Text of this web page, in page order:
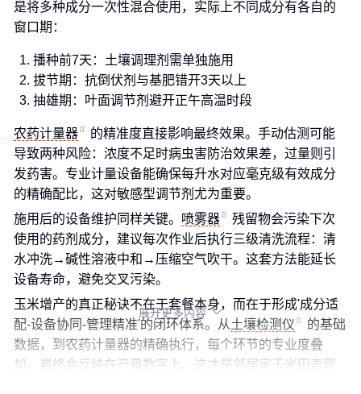
是将多种成分一次性混合使用，实际上不同成分有各自的
窗口期：
播种前7天：土壤调理剂需单独施用
拔节期：抗倒伏剂与基肥错开3天以上
抽雄期：叶面调节剂避开正午高温时段
农药计量器
的精准度直接影响最终效果。手动估测可能
导致两种风险：浓度不足时病虫害防治效果差，过量则引
发药害。专业计量设备能确保每升水对应毫克级有效成分
的精确配比，这对敏感型调节剂尤为重要。
施用后的设备维护同样关键。 喷雾器
残留物会污染下次
使用的药剂成分，建议每次作业后执行三级清洗流程：清
水冲洗→碱性溶液中和→压缩空气吹干。这套方法能延长
设备寿命，避免交叉污染。
玉米增产的真正秘诀不在于套餐本身，而在于形成'成分适
配-设备协同-管理精准'的闭环体系。从土壤检测仪
的基础
数据，到农药计量器的精确执行，每个环节的专业度叠
加，最终会反映在产量数字上。这才是邻居家玉米田表现
展开更多内容 